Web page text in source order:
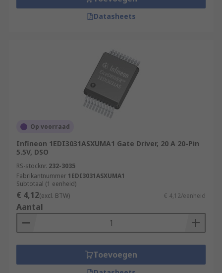
Datasheets
Op voorraad
Infineon 1EDI3031ASXUMA1 Gate Driver, 20 A 20-Pin
5.5V, DSO
RS-stocknr. 232-3035
Fabrikantnummer 1EDI3031ASXUMA1
Subtotaal (1 eenheid)
€ 4,12(excl. BTW) € 4,12/eenheid
Aantal
Toevoegen